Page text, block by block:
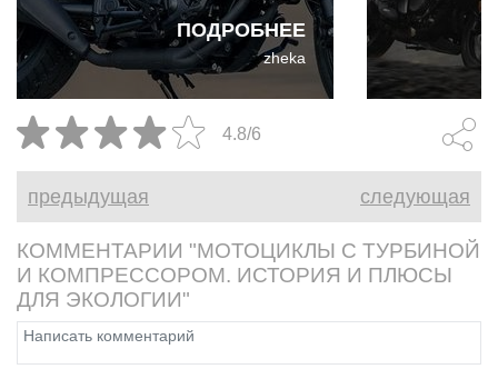
ПОДРОБНЕЕ
бензобак. Штанги толкателей.
Оребрение цилиндров.
Платформы для ног. И,
конечно, мощная
аудиосистема. Таков
традиционный портрет
классического бэггера. Именно
таким Honda Rebel 1100T 2026
не является ни на йоту.
zheka
одной
важными
4.8/6
предыдущая следующая
КОММЕНТАРИИ "МОТОЦИКЛЫ С ТУРБИНОЙ
И КОМПРЕССОРОМ. ИСТОРИЯ И ПЛЮСЫ
ДЛЯ ЭКОЛОГИИ"